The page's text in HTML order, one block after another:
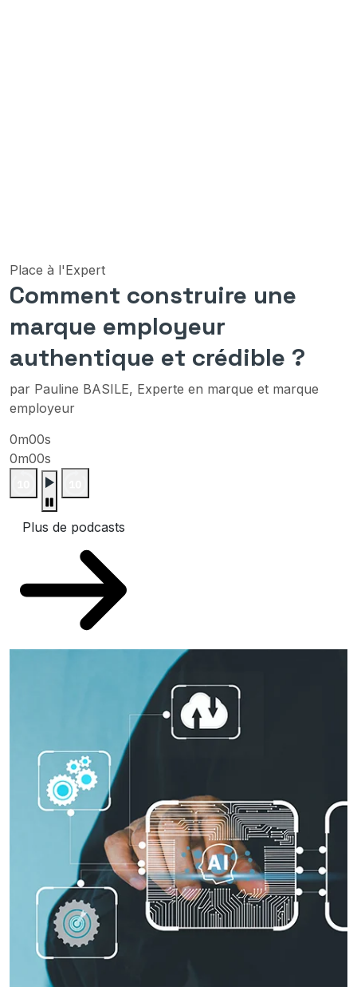
Place à l'Expert
Comment construire une
marque employeur
authentique et crédible ?
par Pauline BASILE, Experte en marque et marque
employeur
0m00s
0m00s
Plus de podcasts